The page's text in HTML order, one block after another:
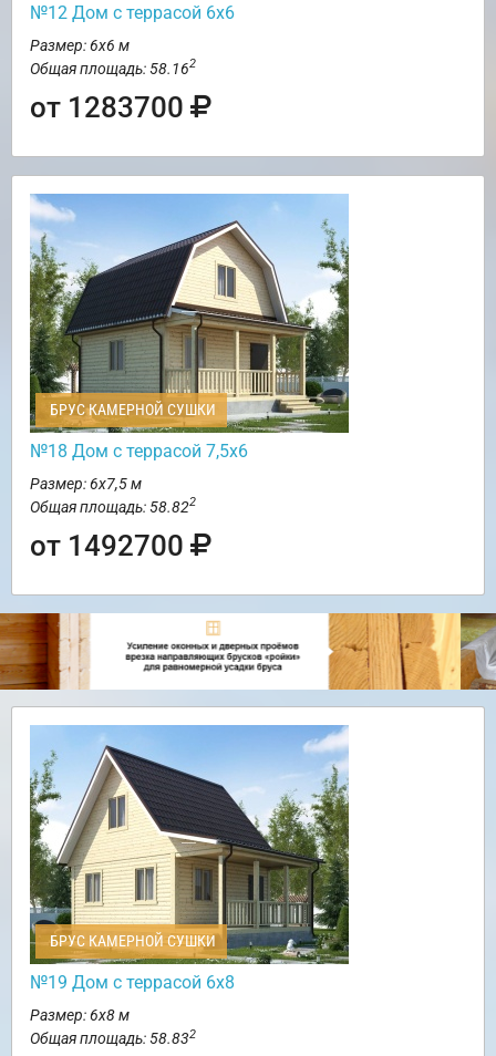
№12 Дом с террасой 6х6
Размер: 6х6 м
Общая площадь: 58.162
от 1283700
БРУС КАМЕРНОЙ СУШКИ
№18 Дом с террасой 7,5х6
Размер: 6х7,5 м
Общая площадь: 58.822
от 1492700
БРУС КАМЕРНОЙ СУШКИ
№19 Дом с террасой 6х8
Размер: 6х8 м
Общая площадь: 58.832